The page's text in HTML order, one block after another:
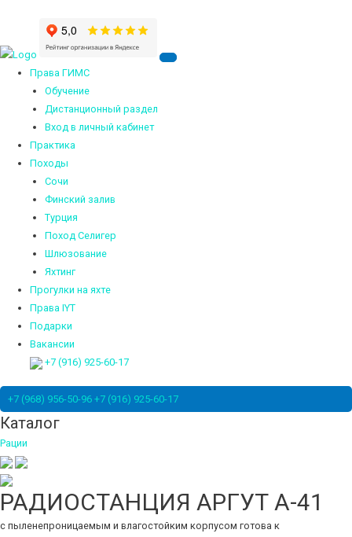
Права ГИМС
Обучение
Дистанционный раздел
Вход в личный кабинет
Практика
Походы
Сочи
Финский залив
Турция
Поход Селигер
Шлюзование
Яхтинг
Прогулки на яхте
Права IYT
Подарки
Вакансии
+7 (916) 925-60-17
+7 (968) 956-50-96 +7 (916) 925-60-17
Каталог
Рации
РАДИОСТАНЦИЯ АРГУТ А-41
с пыленепроницаемым и влагостойким корпусом готова к